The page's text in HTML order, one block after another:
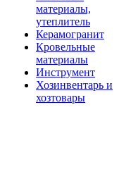
материалы,
утеплитель
Керамогранит
Кровельные
материалы
Инструмент
Хозинвентарь и
хозтовары